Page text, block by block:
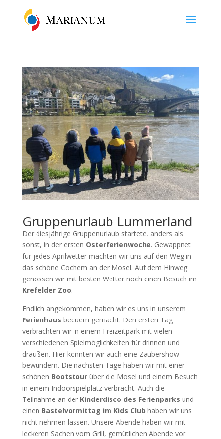
Gruppenurlaub Lummerland
Der diesjährige Gruppenurlaub startete, anders als
sonst, in der ersten Osterferienwoche. Gewappnet
für jedes Aprilwetter machten wir uns auf den Weg in
das schöne Cochem an der Mosel. Auf dem Hinweg
genossen wir mit besten Wetter noch einen Besuch im
Krefelder Zoo.
Endlich angekommen, haben wir es uns in unserem
Ferienhaus bequem gemacht. Den ersten Tag
verbrachten wir in einem Freizeitpark mit vielen
verschiedenen Spielmöglichkeiten für drinnen und
draußen. Hier konnten wir auch eine Zaubershow
bewundern. Die nächsten Tage haben wir mit einer
schönen Bootstourüber die Mosel und einem Besuch
in einem Indoorspielplatz verbracht. Auch die
Teilnahme an der Kinderdisco des Ferienparks und
einen Bastelvormittag im Kids Club haben wir uns
nicht nehmen lassen. Unsere Abende haben wir mit
leckeren Sachen vom Grill, gemütlichen Abende vor